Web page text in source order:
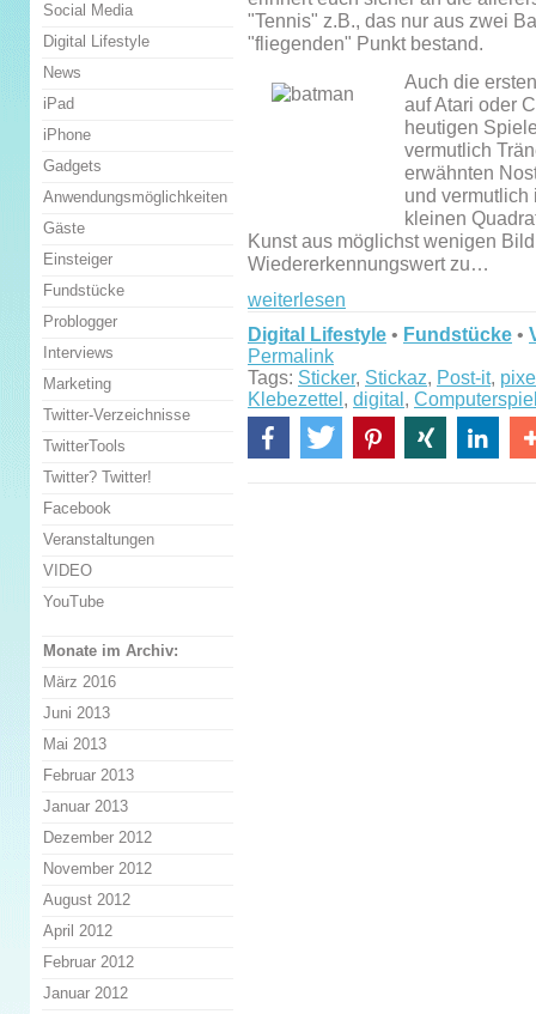
"Tennis" z.B., das nur aus zwei
"fliegenden" Punkt bestand.
Auch die
auf Atari oder
heutigen
vermutlich
erwähnten
und vermutlich
kleinen
Kunst aus möglichst wenigen
Wiedererkennungswert zu…
weiterlesen
Digital Lifestyle • Fundstücke •
Permalink
Tags: Sticker, Stickaz, Post-it,
Klebezettel , digital ,
Social Media
Digital Lifestyle
News
iPad
iPhone
Gadgets
Anwendungsmöglichkeiten
Gäste
Einsteiger
Fundstücke
Problogger
Interviews
Marketing
Twitter-Verzeichnisse
TwitterTools
Twitter? Twitter!
Facebook
Veranstaltungen
VIDEO
YouTube
Monate im Archiv:
März 2016
Juni 2013
Mai 2013
Februar 2013
Januar 2013
Dezember 2012
November 2012
August 2012
April 2012
Februar 2012
Januar 2012